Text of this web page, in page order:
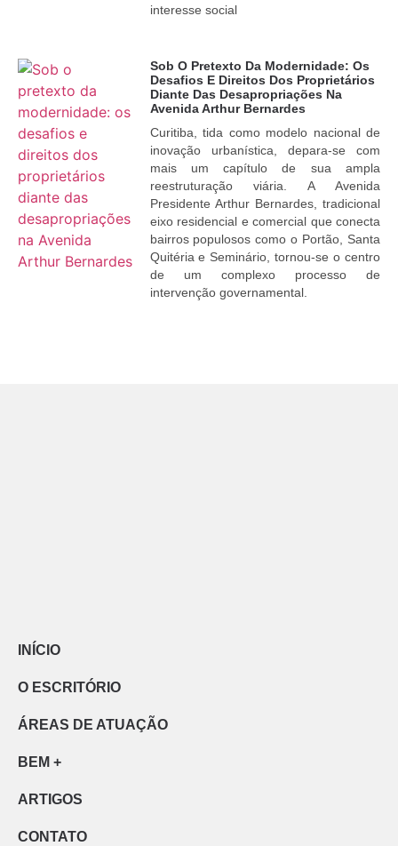
interesse social
Sob O Pretexto Da Modernidade: Os
Desafios E Direitos Dos Proprietários
Diante Das Desapropriações Na
Avenida Arthur Bernardes
Curitiba, tida como modelo nacional de
inovação urbanística, depara-se com
mais um capítulo de sua ampla
reestruturação viária. A Avenida
Presidente Arthur Bernardes, tradicional
eixo residencial e comercial que conecta
bairros populosos como o Portão, Santa
Quitéria e Seminário, tornou-se o centro
de um complexo processo de
intervenção governamental.
INÍCIO
O ESCRITÓRIO
ÁREAS DE ATUAÇÃO
BEM +
ARTIGOS
CONTATO